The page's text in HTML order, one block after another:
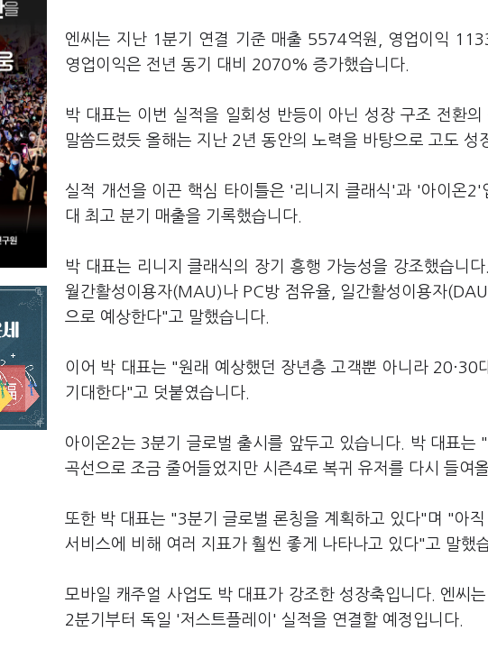
엔씨는 지난 1분기 연결 기준 매출 5574억원, 영업이익
영업이익은 전년 동기 대비 2070% 증가했습니다.
박 대표는 이번 실적을 일회성 반등이 아닌 성장 구조 전환
말씀드렸듯 올해는 지난 2년 동안의 노력을 바탕으로 고도
실적 개선을 이끈 핵심 타이틀은 '리니지 클래식'과 '아이온
대 최고 분기 매출을 기록했습니다.
박 대표는 리니지 클래식의 장기 흥행 가능성을 강조했습니
월간활성이용자(MAU)나 PC방 점유율, 일간활성이용자
으로 예상한다"고 말했습니다.
이어 박 대표는 "원래 예상했던 장년층 고객뿐 아니라 20·30
기대한다"고 덧붙였습니다.
아이온2는 3분기 글로벌 출시를 앞두고 있습니다. 박 대표
곡선으로 조금 줄어들었지만 시즌4로 복귀 유저를 다시 들여
또한 박 대표는 "3분기 글로벌 론칭을 계획하고 있다"며 "아
서비스에 비해 여러 지표가 훨씬 좋게 나타나고 있다"고 말했
모바일 캐주얼 사업도 박 대표가 강조한 성장축입니다. 엔씨
2분기부터 독일 '저스트플레이' 실적을 연결할 예정입니다.